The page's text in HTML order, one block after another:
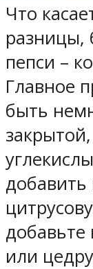
Что
разницы,
пепси –
Главное
быть
добавьте
или